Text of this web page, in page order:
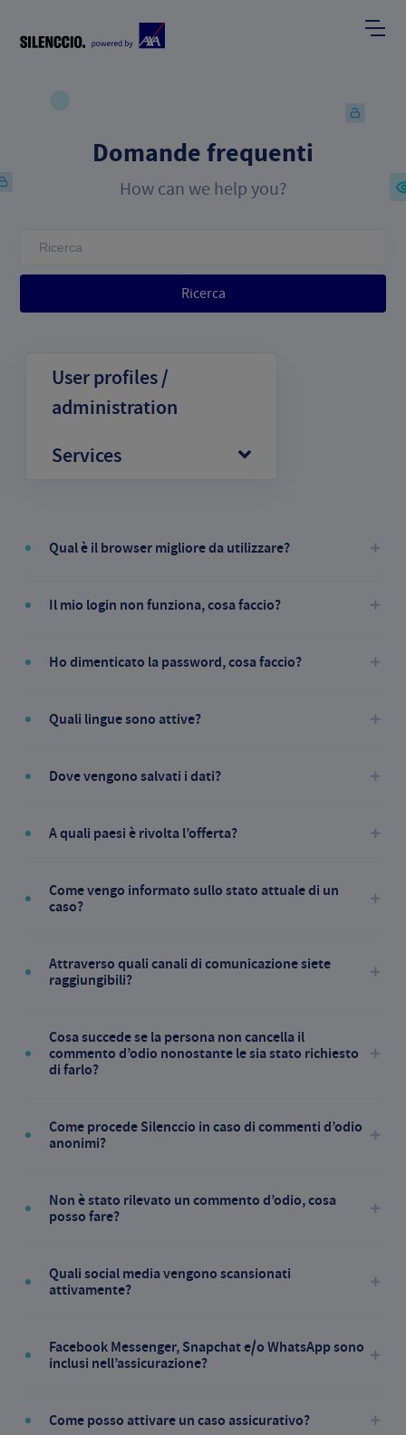
Domande frequenti
How can we help you?
Ricerca
User profiles /
administration
Services
Qual è il browser migliore da utilizzare?
Il mio login non funziona, cosa faccio?
Ho dimenticato la password, cosa faccio?
Quali lingue sono attive?
Dove vengono salvati i dati?
A quali paesi è rivolta l’offerta?
Come vengo informato sullo stato attuale di un
caso?
Attraverso quali canali di comunicazione siete
raggiungibili?
Cosa succede se la persona non cancella il
commento d’odio nonostante le sia stato richiesto
di farlo?
Come procede Silenccio in caso di commenti d’odio
anonimi?
Non è stato rilevato un commento d’odio, cosa
posso fare?
Quali social media vengono scansionati
attivamente?
Facebook Messenger, Snapchat e/o WhatsApp sono
inclusi nell’assicurazione?
Come posso attivare un caso assicurativo?